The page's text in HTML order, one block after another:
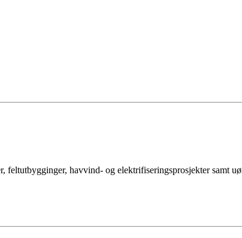
havvind- og elektrifiseringsprosjekter samt